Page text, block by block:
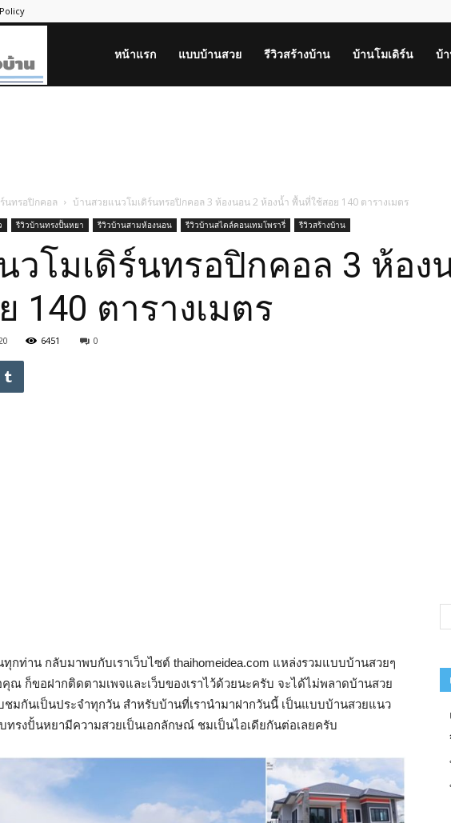
บ้าน
หน้าแรก แบบบ้านสวย รีวิวสร้างบ้าน บ้านโมเดิร์น บ้
นทรอปิกคอล บ้านสวยแนวโมเดิร์นทรอปิกคอล 3 ห้องนอน 2 ห้องน้ำ พื้นที่ใช้สอย 140 ตารางเมตร
รีวิวบ้านทรงปั้นหยา รีวิวบ้านสามห้องนอน รีวิวบ้านสไตล์คอนเทมโพรารี่ รีวิวสร้างบ้าน
วโมเดิร์นทรอปิกคอล 3 ห้อง
140 ตารางเมตร
6451 0
ท่าน กลับมาพบกับเราเว็บไซต์ thaihomeidea.com แหล่งรวมแบบบ้านสวยๆ
คุณ ก็ขอฝากติดตามเพจและเว็บของเราไว้ด้วยนะครับ จะได้ไม่พลาดบ้านสวย
ชมกันเป็นประจำทุกวัน สำหรับบ้านที่เรานำมาฝากวันนี้ เป็นแบบบ้านสวยแนว
รงปั้นหยามีความสวยเป็นเอกลักษณ์ ชมเป็นไอเดียกันต่อเลยครับ